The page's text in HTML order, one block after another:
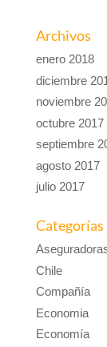
Archivos
enero 2018
diciembre
noviembre
octubre 2017
septiembre
agosto 2017
julio 2017
Categorías
Chile
Compañía
Economia
Economía